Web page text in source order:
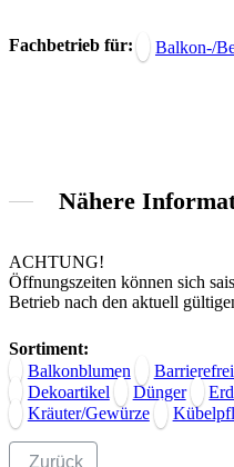
Fachbetrieb für: Balkon-/
Nähere
ACHTUNG!
Öffnungszeiten können sich
Betrieb nach den aktuell
Sortiment:
Balkonblumen
Dekoartikel
Dünger
Kräuter/Gewürze
Zurück